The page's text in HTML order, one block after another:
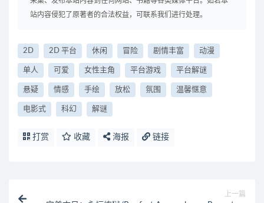
站内容侵犯了原著者的合法权益，可联系我们进行处理。
2D 2D 平台 休闲 冒险 剧情丰富 动漫
单人 可爱 女性主角 平台游戏 平台解谜
悬疑 情感 手绘 放松 氛围 温馨惬意
电影式 科幻 解谜
打赏 收藏 海报 链接
上一篇